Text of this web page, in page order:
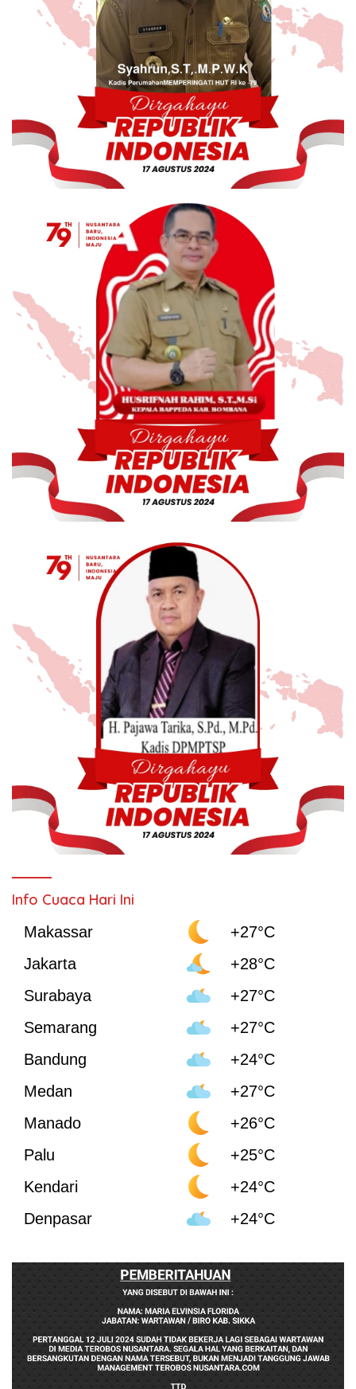
Info Cuaca Hari Ini
Makassar
+27°C
Jakarta
+28°C
Surabaya
+27°C
Semarang
+27°C
Bandung
+24°C
Medan
+27°C
Manado
+26°C
Palu
+25°C
Kendari
+24°C
Denpasar
+24°C